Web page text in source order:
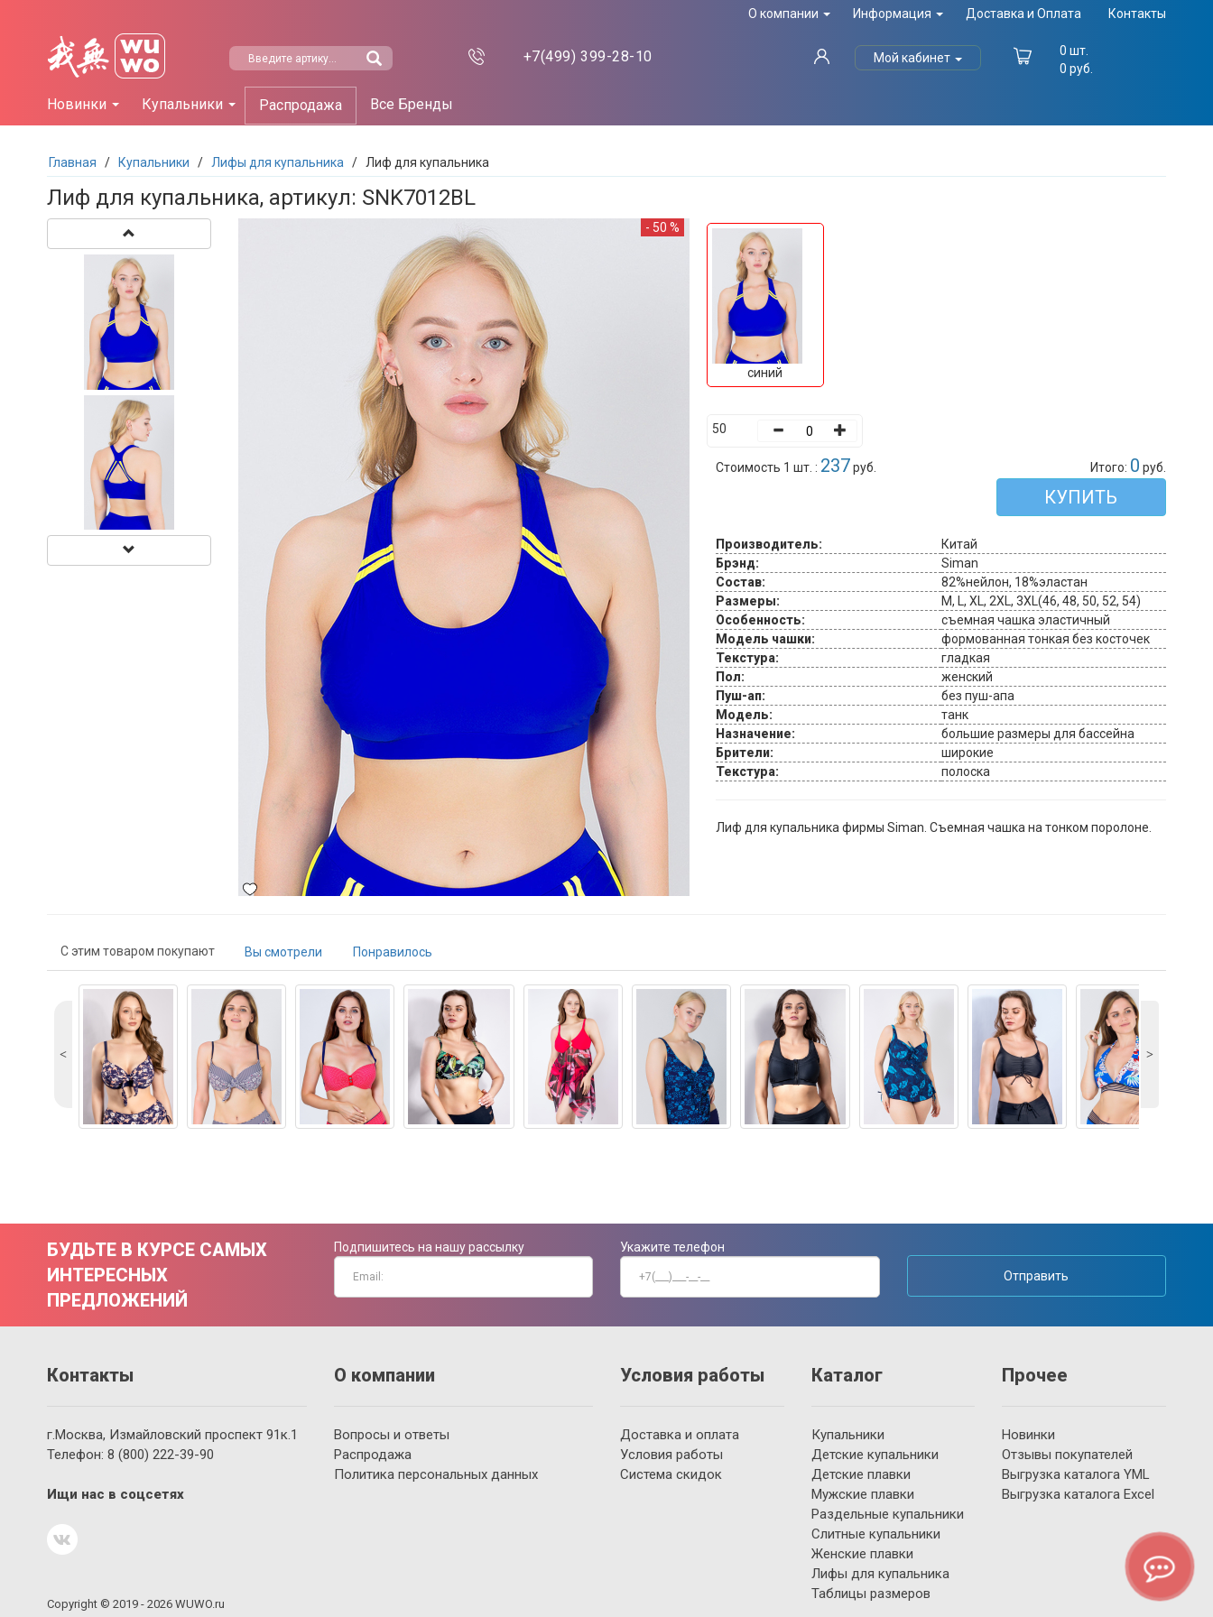
О компании Информация Доставка и Оплата Контакты
+7(499) 399-28-10 Мой кабинет
0 шт.
0 руб.
Новинки Купальники Распродажа Все Бренды
Главная / Купальники / Лифы для купальника / Лиф для купальника
Лиф для купальника, артикул: SNK7012BL
- 50 %
синий
50
Стоимость 1 шт. : 237руб. Итого: 0 руб.
КУПИТЬ
Производитель:
Китай
Брэнд:
Siman
Состав:
82%нейлон, 18%эластан
Размеры:
M, L, XL, 2XL, 3XL(46, 48, 50, 52, 54)
Особенность:
съемная чашка эластичный
Модель чашки:
формованная тонкая без косточек
Текстура:
гладкая
Пол:
женский
Пуш-ап:
без пуш-апа
Модель:
танк
Назначение:
большие размеры для бассейна
Брители:
широкие
Текстура:
полоска
Лиф для купальника фирмы Siman. Съемная чашка на тонком поролоне.
С этим товаром покупают Вы смотрели Понравилось
˂ ˃
БУДЬТЕ В КУРСЕ САМЫХ
ИНТЕРЕСНЫХ
ПРЕДЛОЖЕНИЙ
Подпишитесь на нашу рассылку
Укажите телефон
Отправить
Контакты
г.Москва, Измайловский проспект 91к.1
Телефон: 8 (800) 222-39-90
Ищи нас в соцсетях
Copyright © 2019 - 2026 WUWO.ru
О компании
Вопросы и ответы
Распродажа
Политика персональных данных
Условия работы
Доставка и оплата
Условия работы
Система скидок
Каталог
Купальники
Детские купальники
Детские плавки
Мужские плавки
Раздельные купальники
Слитные купальники
Женские плавки
Лифы для купальника
Таблицы размеров
Прочее
Новинки
Отзывы покупателей
Выгрузка каталога YML
Выгрузка каталога Excel